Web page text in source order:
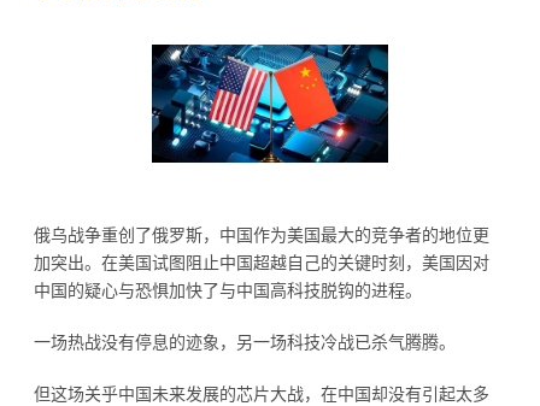
俄乌战争重创了俄罗斯，中国作为美国最大的竞争者的地位更
加突出。在美国试图阻止中国超越自己的关键时刻，美国因对
中国的疑心与恐惧加快了与中国高科技脱钩的进程。
一场热战没有停息的迹象，另一场科技冷战已杀气腾腾。
但这场关乎中国未来发展的芯片大战，在中国却没有引起太多